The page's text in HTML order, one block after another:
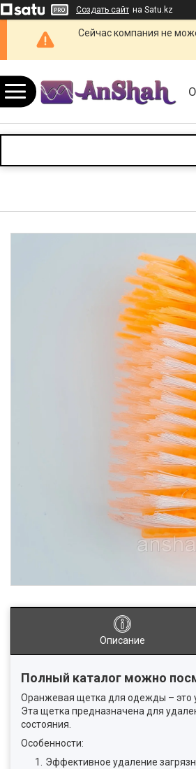
Создать сайт на Satu.kz
Сейчас компания не
Описание
Полный каталог можно
Оранжевая щетка для одежды – это
Эта щетка предназначена для
состояния.
Особенности:
Эффективное удаление